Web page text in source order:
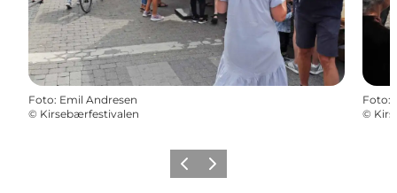
Foto: Emil Andresen
© Kirsebærfestivalen
Foto:
©
ForrigeNæste